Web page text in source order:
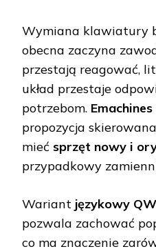
Wymiana klawiatury
obecna zaczyna
przestają reagować,
układ przestaje
potrzebom.
propozycja
mieć sprzęt nowy i
przypadkowy
Wariant językowy
pozwala zachować
co ma znaczenie